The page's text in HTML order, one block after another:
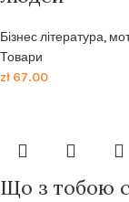
Бізнес література,
Товари
zł 67.00
Що з тобою